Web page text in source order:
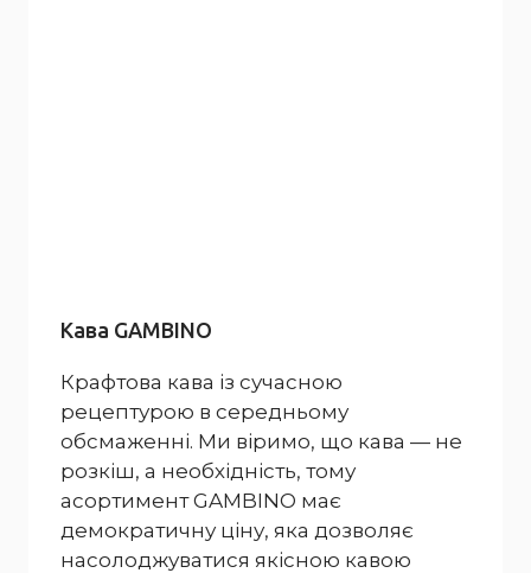
Кава GAMBINO
Крафтова кава із сучасною
рецептурою в середньому
обсмаженні. Ми віримо, що кава — не
розкіш, а необхідність, тому
асортимент GAMBINO має
демократичну ціну, яка дозволяє
насолоджуватися якісною кавою